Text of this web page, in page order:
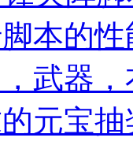
本的
武器
元宝